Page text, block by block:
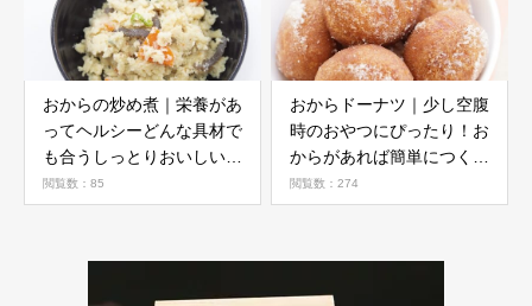
おからの炒め煮｜栄養があ
ってヘルシーどんな具材で
も合うしっとりおいしいレ
シピです
閲覧数：85
おからドーナツ｜少し空腹
時のおやつにぴったり！お
からがあれば簡単につくれ
ます
閲覧数：274